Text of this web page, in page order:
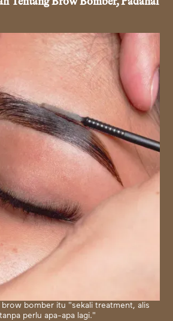
brow bomber itu "sekali treatment, alis
perlu apa-apa lagi."